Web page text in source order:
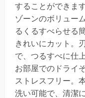
することができま
ゾーンのボリュー
るくるすべらせる
きれいにカット。
で、つるすべに仕
お部屋でのドライ
ストレスフリー。
洗い可能で、清潔